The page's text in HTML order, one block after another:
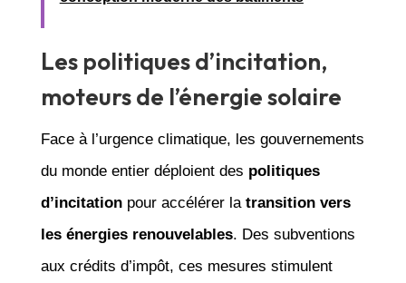
Les politiques d’incitation,
moteurs de l’énergie solaire
Face à l’urgence climatique, les gouvernements
du monde entier déploient des politiques
d’incitationpour accélérer la transition vers
les énergies renouvelables. Des subventions
aux crédits d’impôt, ces mesures stimulent